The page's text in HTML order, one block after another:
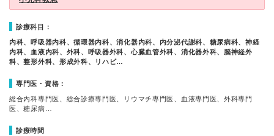
診療科目：
内科、呼吸器内科、循環器内科、消化器内科、内分泌代謝科、糖尿病科、神経
内科、血液内科、外科、呼吸器外科、心臓血管外科、消化器外科、脳神経外
科、整形外科、形成外科、リハビ…
専門医・資格：
総合内科専門医、総合診療専門医、リウマチ専門医、血液専門医、外科専門
医、糖尿病…
診療時間